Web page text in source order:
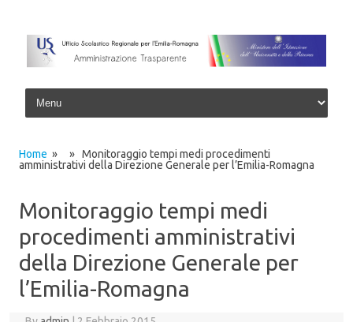
Skip to content
Home » » Monitoraggio tempi medi procedimenti
amministrativi della Direzione Generale per l’Emilia-Romagna
Monitoraggio tempi medi
procedimenti amministrativi
della Direzione Generale per
l’Emilia-Romagna